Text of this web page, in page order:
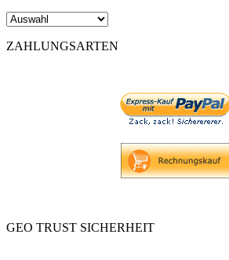
ZAHLUNGSARTEN
GEO TRUST SICHERHEIT